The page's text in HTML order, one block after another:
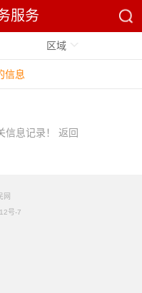
服务
区域
信息
信息记录！ 返回
网
号-7